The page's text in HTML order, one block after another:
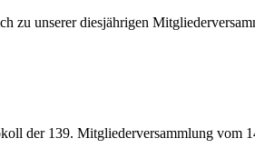
zu unserer diesjährigen
der 139. Mitgliederversammlung vom